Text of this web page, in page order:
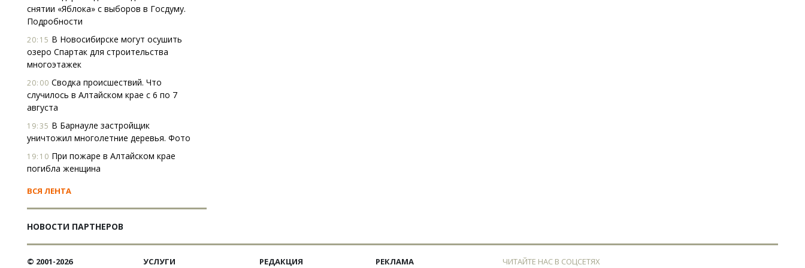
снятии «Яблока» с выборов в Госдуму.
Подробности
20:15 В Новосибирске могут осушить
озеро Спартак для строительства
многоэтажек
20:00 Сводка происшествий. Что
случилось в Алтайском крае с 6 по 7
августа
19:35 В Барнауле застройщик
уничтожил многолетние деревья. Фото
19:10 При пожаре в Алтайском крае
погибла женщина
ВСЯ ЛЕНТА
НОВОСТИ ПАРТНЕРОВ
© 2001-2026
УСЛУГИ
РЕДАКЦИЯ
РЕКЛАМА
ЧИТАЙТЕ НАС В СОЦСЕТЯХ